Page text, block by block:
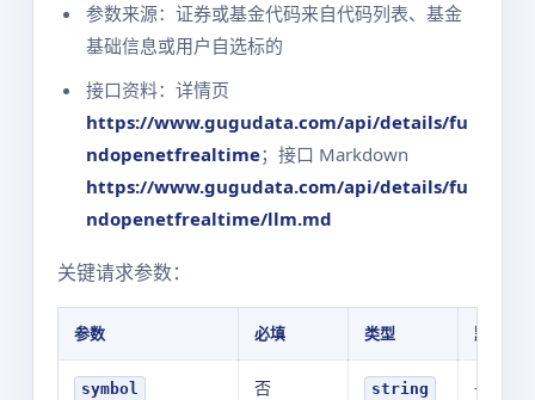
参数来源：证券或基金代码来自代码列表、基金
基础信息或用户自选标的
接口资料：详情页
https://www.gugudata.com/api/details/fu
ndopenetfrealtime；接口 Markdown
https://www.gugudata.com/api/details/fu
ndopenetfrealtime/llm.md
关键请求参数：
参数 必填 类型 默认值
symbol 否 string -